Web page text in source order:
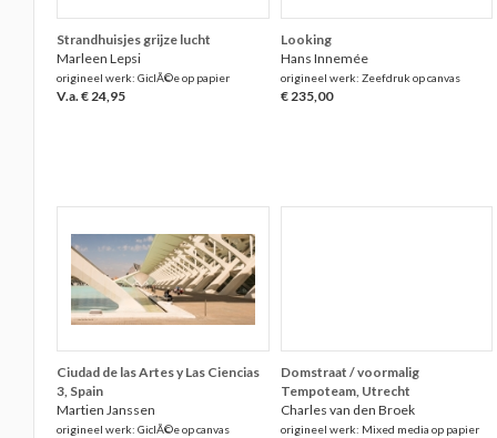
Strandhuisjes grijze lucht
Marleen Lepsi
origineel werk: GiclÃ©e op papier
V.a. € 24,95
Looking
Hans Innemée
origineel werk: Zeefdruk op canvas
€ 235,00
Ciudad de las Artes y Las Ciencias
3, Spain
Martien Janssen
origineel werk: GiclÃ©e op canvas
Domstraat / voormalig
Tempoteam, Utrecht
Charles van den Broek
origineel werk: Mixed media op papier